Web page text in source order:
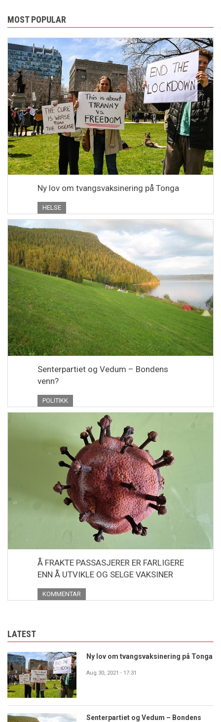
MOST POPULAR
Ny lov om tvangsvaksinering på Tonga
HELSE
Senterpartiet og Vedum – Bondens
venn?
POLITIKK
Å FRAKTE PASSASJERER ER FARLIGERE
ENN Å UTVIKLE OG SELGE VAKSINER
KOMMENTAR
LATEST
Ny lov om tvangsvaksinering på Tonga
Aug 30, 2021 - 17:31
Senterpartiet og Vedum – Bondens